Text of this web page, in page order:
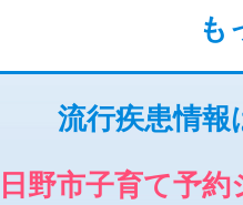
も
流行疾患情
日野市子育て予